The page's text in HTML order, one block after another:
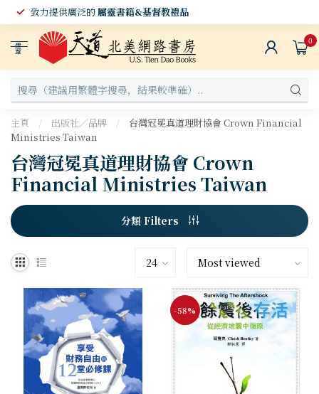
致力提供廣泛的屬靈書籍&基督教禮品
選
單
0
主頁 / 出版社／品牌 /
台灣冠冕真道理財協會 Crown Financial
Ministries Taiwan
台灣冠冕真道理財協會 Crown
Financial Ministries Taiwan
分類 Filters
-58%